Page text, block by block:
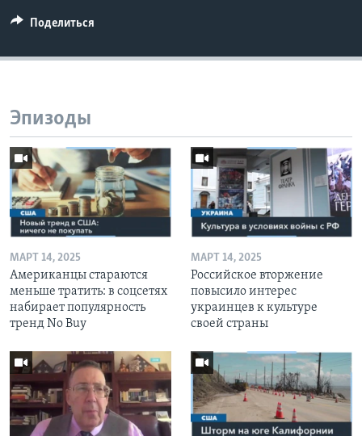
Поделиться
Эпизоды
МАРТ 14, 2025
Американцы стараются
меньше тратить: в соцсетях
набирает популярность
тренд No Buy
МАРТ 14, 2025
Российское вторжение
повысило интерес
украинцев к культуре
своей страны